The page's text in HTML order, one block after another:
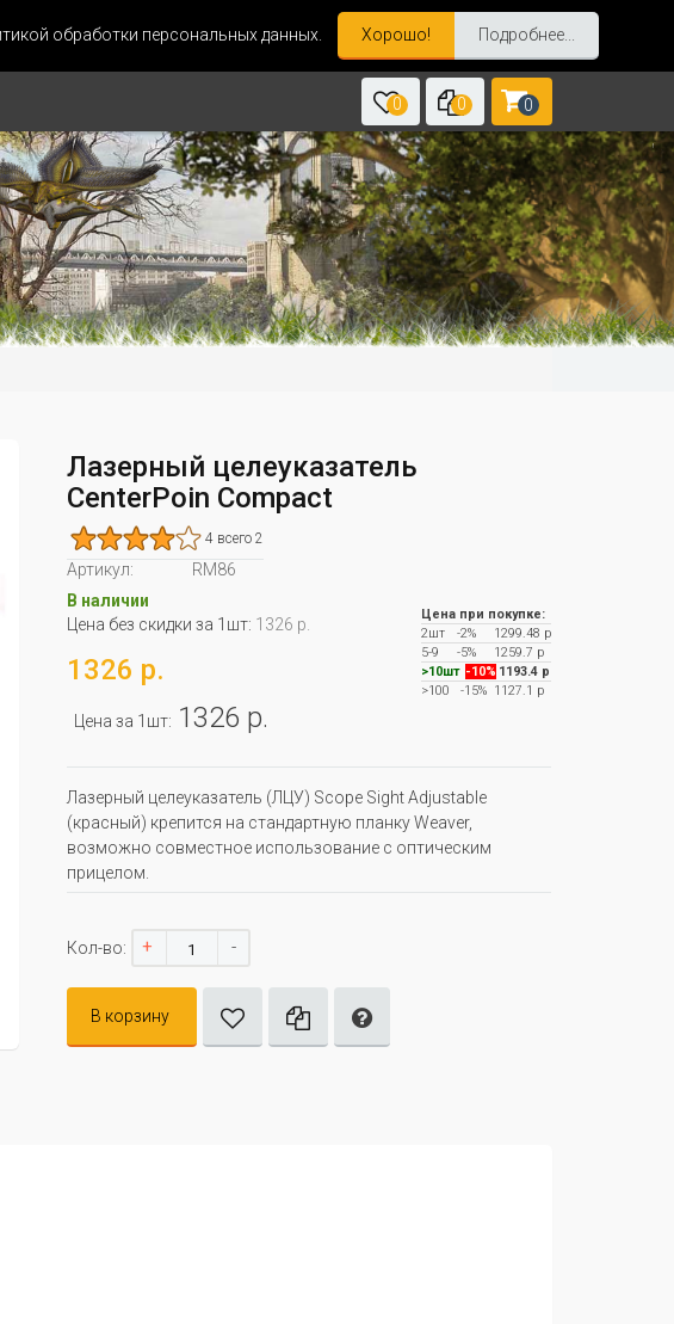
обработки персональных данных. Хорошо! Подробнее...
0 0 0
Лазерный целеуказатель
CenterPoin Compact
4 всего 2
Артикул:
RM86
В наличии
Цена без скидки за 1шт: 1326 р.
1326 р.
Цена за 1шт: 1326 р.
Цена при покупке:
2шт
-2%
1299.48 р
5-9
-5%
1259.7 р
>10шт -10% 1193.4 р
>100
-15%1127.1 р
Лазерный целеуказатель (ЛЦУ) Scope Sight Adjustable
(красный) крепится на стандартную планку Weaver,
возможно совместное использование с оптическим
прицелом.
Кол-во: + -
В корзину